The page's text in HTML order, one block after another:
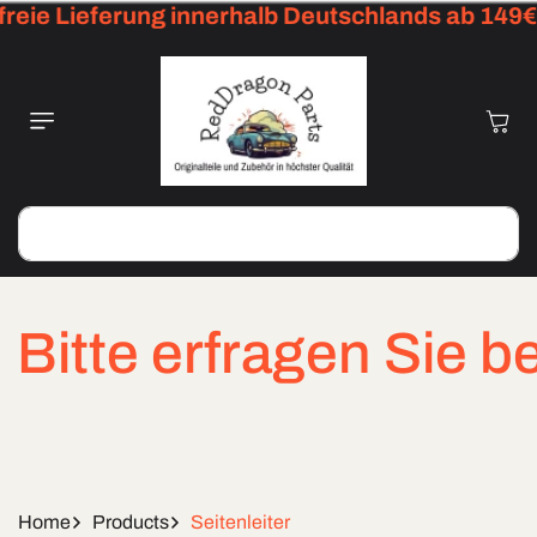
Skip ToLieferung innerhalb Deutschlands ab 149€
Cart
erfragen Sie
Home Products Seitenleiter